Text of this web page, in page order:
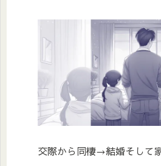
交際から同棲→結婚そして